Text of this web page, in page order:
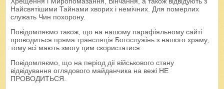
Найсвятішими Тайнами хворих і немічних. Для померлих
служать Чин похорону.
Повідомляємо також, що на нашому парафіяльному сайті
проводиться пряма трансляція Богослужінь з нашого храму,
тому всі мають змогу цим скористатися.
Повідомляємо, що на період дії військового стану
відвідування оглядового майданчика на вежі НЕ
ПРОВОДИТЬСЯ.